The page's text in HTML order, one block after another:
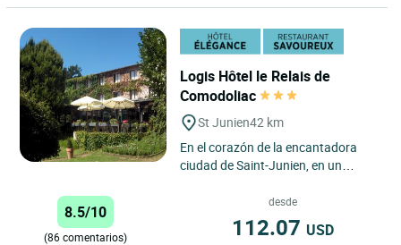
Logis Hôtel le Relais de
Comodoliac
St Junien42 km
En el corazón de la encantadora
ciudad de Saint-Junien, en un
es un verdadero remanso...
8.5/10
(86 comentarios)
desde
112.07 USD